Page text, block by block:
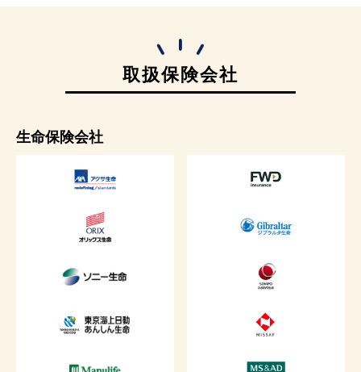
取扱保険会社
生命保険会社